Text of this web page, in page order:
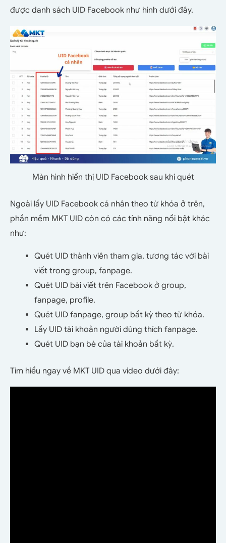
được danh sách UID Facebook như hình dưới đây.
Màn hình hiển thị UID Facebook sau khi quét
Ngoài lấy UID Facebook cá nhân theo từ khóa ở trên,
phần mềm MKT UID còn có các tính năng nổi bật khác
như:
Quét UID thành viên tham gia, tương tác với bài
viết trong group, fanpage.
Quét UID bài viết trên Facebook ở group,
fanpage, profile.
Quét UID fanpage, group bất kỳ theo từ khóa.
Lấy UID tài khoản người dùng thích fanpage.
Quét UID bạn bè của tài khoản bất kỳ.
Tìm hiểu ngay về MKT UID qua video dưới đây: